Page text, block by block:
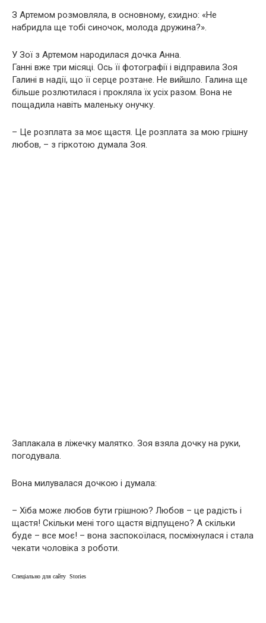
З Артемом розмовляла, в основному, єхидно: «Не
набридла ще тобі синочок, молода дружина?».
У Зої з Артемом народилася дочка Анна.
Ганні вже три місяці. Ось її фотографії і відправила Зоя
Галині в надії, що її серце розтане. Не вийшло. Галина ще
більше розлютилася і прокляла їх усіх разом. Вона не
пощадила навіть маленьку онучку.
– Це розплата за моє щастя. Це розплата за мою грішну
любов, – з гіркотою думала Зоя.
Заплакала в ліжечку малятко. Зоя взяла дочку на руки,
погодувала.
Вона милувалася дочкою і думала:
– Хіба може любов бути грішною? Любов – це радість і
щастя! Скільки мені того щастя відпущено? А скільки
буде – все моє! – вона заспокоїлася, посміхнулася і стала
чекати чоловіка з роботи.
Спеціально для сайту Stories